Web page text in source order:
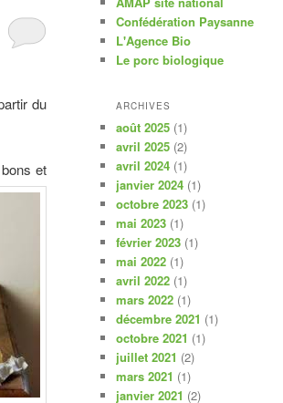
du
et
Confédération Paysanne
L'Agence Bio
Le porc biologique
ARCHIVES
août 2025 (1)
avril 2025 (2)
avril 2024 (1)
janvier 2024 (1)
octobre 2023 (1)
mai 2023 (1)
février 2023 (1)
mai 2022 (1)
avril 2022 (1)
mars 2022 (1)
décembre 2021 (1)
octobre 2021 (1)
juillet 2021 (2)
mars 2021 (1)
janvier 2021 (2)